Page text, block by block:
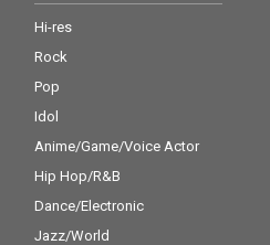
Hi-res
Rock
Pop
Idol
Anime/Game/Voice Actor
Hip Hop/R&B
Dance/Electronic
Jazz/World